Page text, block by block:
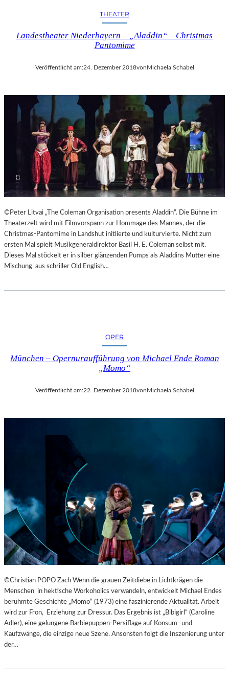
THEATER
Landestheater Niederbayern – „Aladdin“ – Christmas
Pantomime
Veröffentlicht am:24. Dezember 2018vonMichaela Schabel
©Peter Litvai „The Coleman Organisation presents Aladdin“. Die Bühne im
Theaterzelt wird mit Filmvorspann zur Hommage des Mannes, der die
Christmas-Pantomime in Landshut initiierte und kulturvierte. Nicht zum
ersten Mal spielt Musikgeneraldirektor Basil H. E. Coleman selbst mit.
Dieses Mal stöckelt er in silber glänzenden Pumps als Aladdins Mutter eine
Mischung aus schriller Old English…
OPER
München – Opernuraufführung von Michael Ende Roman
„Momo“
Veröffentlicht am:22. Dezember 2018vonMichaela Schabel
©Christian POPO Zach Wenn die grauen Zeitdiebe in Lichtkrägen die
Menschen in hektische Workoholics verwandeln, entwickelt Michael Endes
berühmte Geschichte „Momo“ (1973) eine faszinierende Aktualität. Arbeit
wird zur Fron, Erziehung zur Dressur. Das Ergebnis ist „Bibigirl“ (Caroline
Adler), eine gelungene Barbiepuppen-Persiflage auf Konsum- und
Kaufzwänge, die einzige neue Szene. Ansonsten folgt die Inszenierung unter
der…